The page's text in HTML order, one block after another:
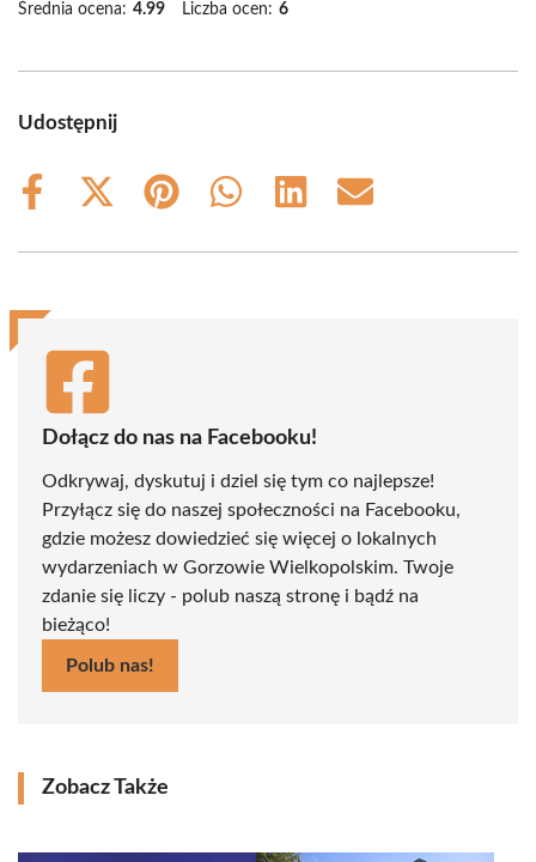
Średnia ocena: 4.99 Liczba ocen: 6
Udostępnij
Share
Share
(Twitter)
Share
Share
Share
Share
Dołącz do nas na Facebooku!
Odkrywaj, dyskutuj i dziel się tym co najlepsze!
Przyłącz się do naszej społeczności na Facebooku,
gdzie możesz dowiedzieć się więcej o lokalnych
wydarzeniach w Gorzowie Wielkopolskim. Twoje
zdanie się liczy - polub naszą stronę i bądź na
bieżąco!
Polub nas!
Zobacz Także